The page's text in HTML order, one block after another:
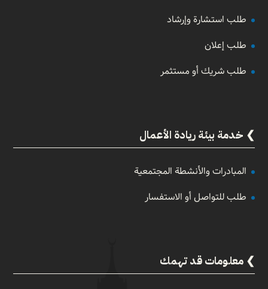
طلب استشارة وإرشاد
طلب إعلان
طلب شريك أو مستثمر
خدمة بيئة ريادة الأعمال
المبادرات والأنشطة المجتمعية
طلب للتواصل أو الاستفسار
معلومات قد تهمك